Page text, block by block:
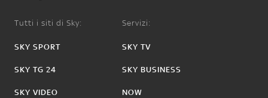
Tutti i siti di Sky:
SKY SPORT
SKY TG 24
SKY VIDEO
Servizi:
SKY TV
SKY BUSINESS
NOW